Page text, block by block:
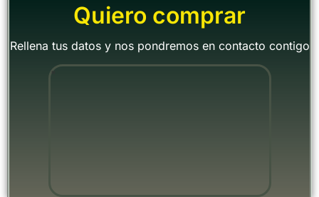
Quiero comprar
Rellena tus datos y nos pondremos en contacto contigo
"